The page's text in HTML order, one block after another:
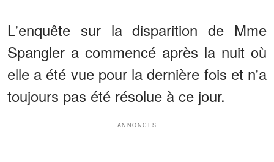
L'enquête sur la disparition de Mme
Spangler a commencé après la nuit où
elle a été vue pour la dernière fois et n'a
toujours pas été résolue à ce jour.
ANNONCES